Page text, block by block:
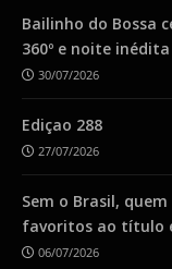
Bailinho do Bossa
360º e noite
30/07/2026
Ediçao 288
27/07/2026
Sem o Brasil,
favoritos ao título
06/07/2026